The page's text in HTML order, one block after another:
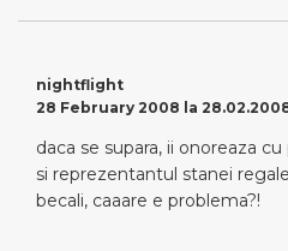
nightflight
28 February 2008 la
daca se supara, ii onoreaza
si reprezentantul stanei
becali, caaare e problema?!